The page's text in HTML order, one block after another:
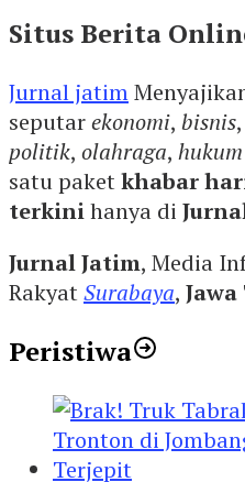
Situs Berita
Jurnal jatim
seputarekonomi, bisnis,
politik, olahraga, hukum
satu paketkhabar
terkinihanya di
Jurnal Jatim, Media
RakyatSurabaya,
Peristiwa